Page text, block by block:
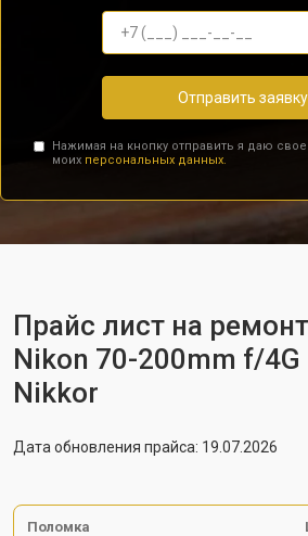
Отправить заявку
Нажимая на кнопку отправить я даю
моих персональных данных.
Прайс лист на
Nikon 70-200mm f/4G
Nikkor
Дата обновления прайса: 19.07.2026
Поломка